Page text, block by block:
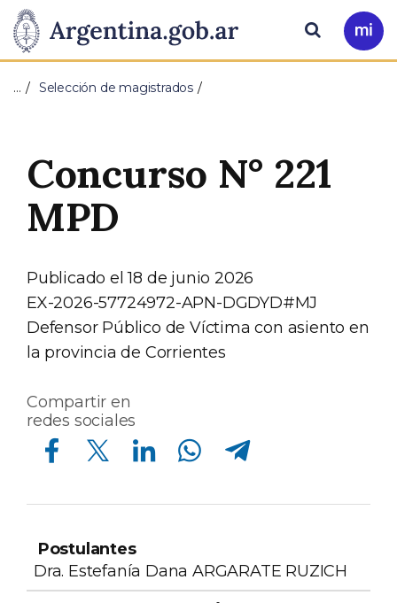
Presidencia
de
Nación
Pasar al contenido principal
Ir
a
Buscar
… Selección de magistrados
Concurso N° 221
MPD
Publicado el 18 de junio 2026
EX-2026-57724972-APN-DGDYD#MJ
Defensor Público de Víctima con asiento en
la provincia de Corrientes
Compartir en
redes sociales
Compartir en Facebook Compartir en Twitter Compartir en Linkedin Compartir en Whatsapp Compartir en Telegram
Postulantes Puntaje
de
mérito
Curriculum
Vitae
Dra. Estefanía Dana ARGARATE RUZICH